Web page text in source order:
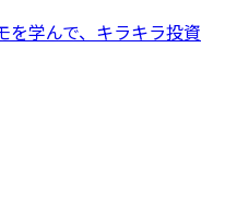
学んで、キラキラ投資